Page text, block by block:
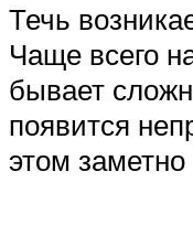
Течь
Чаще всего
бывает
появится
этом